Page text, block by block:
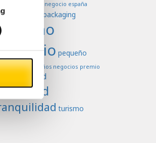
negocio españa
packaging
pequeño
pequeños negocios premio
turismo